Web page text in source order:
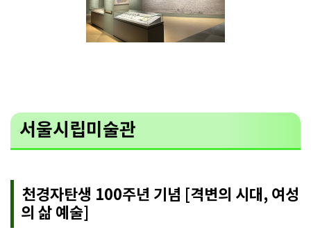
서울시립미술관
천경자탄생 100주년 기념 [격변의 시대, 여성
의 삶 예술]